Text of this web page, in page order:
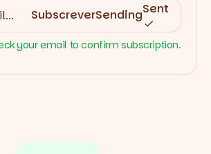
SubscreverSendingSent
your email to confirm subscription.